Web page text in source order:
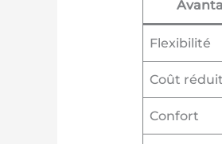
Flexibilité
Coût réduit
Confort